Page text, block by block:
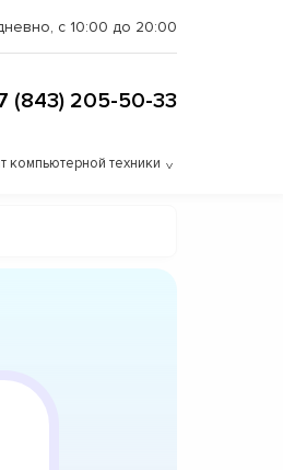
с 10:00 до 20:00
(843) 205-50-33
компьютерной техники